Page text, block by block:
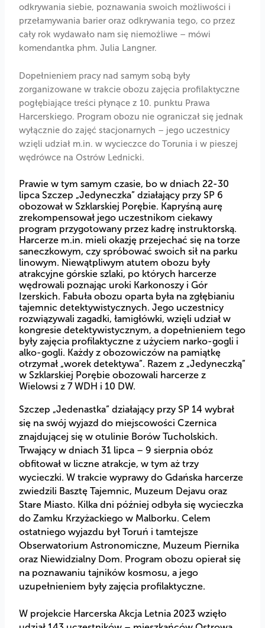
odkrywania siebie, poznawania swoich możliwości i
przełamywania barier oraz odkrywania tego, co przez
cały rok wydawało nam się niemożliwe – mówi
komendantka phm. Julia Langner.
Dopełnieniem pracy nad samym sobą były
zorganizowane w trakcie obozu zajęcia profilaktyczne
pogłębiające treści płynące z 10. punktu Prawa
Harcerskiego. Program obozu nie ograniczał się jednak
wyłącznie do zajęć stacjonarnych – jego uczestnicy
wzięli udział m.in. w wycieczce do Torunia i w pieszej
wędrówce na Ostrów Lednicki.
Prawie w tym samym czasie, bo w dniach 22-30
lipca Szczep „Jedyneczka” działający przy SP 6
obozował w Szklarskiej Porębie. Kapryśną aurę
zrekompensował jego uczestnikom ciekawy
program przygotowany przez kadrę instruktorską.
Harcerze m.in. mieli okazję przejechać się na torze
saneczkowym, czy spróbować swoich sił na parku
linowym. Niewątpliwym atutem obozu były
atrakcyjne górskie szlaki, po których harcerze
wędrowali poznając uroki Karkonoszy i Gór
Izerskich. Fabuła obozu oparta była na zgłębianiu
tajemnic detektywistycznych. Jego uczestnicy
rozwiązywali zagadki, łamigłówki, wzięli udział w
kongresie detektywistycznym, a dopełnieniem tego
były zajęcia profilaktyczne z użyciem narko-gogli i
alko-gogli. Każdy z obozowiczów na pamiątkę
otrzymał „worek detektywa”. Razem z „Jedyneczką”
w Szklarskiej Porębie obozowali harcerze z
Wielowsi z 7 WDH i 10 DW.
Szczep „Jedenastka” działający przy SP 14 wybrał
się na swój wyjazd do miejscowości Czernica
znajdującej się w otulinie Borów Tucholskich.
Trwający w dniach 31 lipca – 9 sierpnia obóz
obfitował w liczne atrakcje, w tym aż trzy
wycieczki. W trakcie wyprawy do Gdańska harcerze
zwiedzili Basztę Tajemnic, Muzeum Dejavu oraz
Stare Miasto. Kilka dni później odbyła się wycieczka
do Zamku Krzyżackiego w Malborku. Celem
ostatniego wyjazdu był Toruń i tamtejsze
Obserwatorium Astronomiczne, Muzeum Piernika
oraz Niewidzialny Dom. Program obozu opierał się
na poznawaniu tajników kosmosu, a jego
uzupełnieniem były zajęcia profilaktyczne.
W projekcie Harcerska Akcja Letnia 2023 wzięło